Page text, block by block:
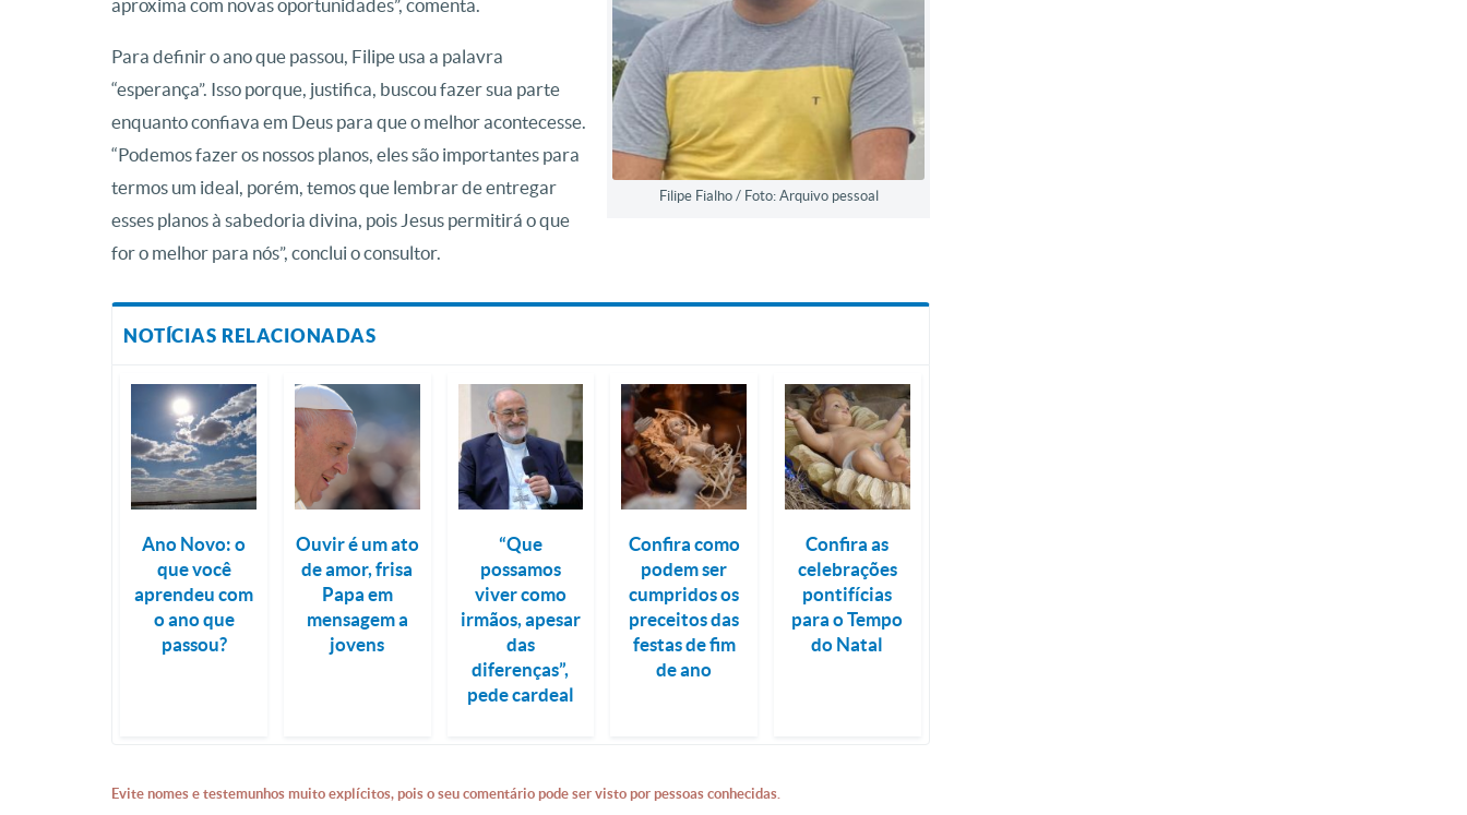
Filipe Fialho / Foto: Arquivo pessoal
aproxima com novas oportunidades”, comenta.
Para definir o ano que passou, Filipe usa a palavra
“esperança”. Isso porque, justifica, buscou fazer sua parte
enquanto confiava em Deus para que o melhor acontecesse.
“Podemos fazer os nossos planos, eles são importantes para
termos um ideal, porém, temos que lembrar de entregar
esses planos à sabedoria divina, pois Jesus permitirá o que
for o melhor para nós”, conclui o consultor.
NOTÍCIAS RELACIONADAS
Ano Novo: o
que você
aprendeu com
o ano que
passou?
Ouvir é um ato
de amor, frisa
Papa em
mensagem a
jovens
“Que
possamos
viver como
irmãos, apesar
das
diferenças”,
pede cardeal
Confira como
podem ser
cumpridos os
preceitos das
festas de fim
de ano
Confira as
celebrações
pontifícias
para o Tempo
do Natal
Evite nomes e testemunhos muito explícitos, pois o seu comentário pode ser visto por pessoas conhecidas.